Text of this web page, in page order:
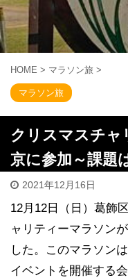
HOME > マラソン旅 >
マラソン旅
クリスマスチャ
京に参加～課題
2021年12月16日
12月12日（日）葛飾
ャリティーマラソン
した。このマラソン
イベントを開催する